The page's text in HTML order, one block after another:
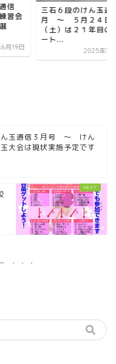
信
習会
月19日
三石６段のけん玉通
月 ～ ５月２４日
（土）は２１年目の
ート...
2025年5
ん玉通信３月号 ～ けん
大会は現状実施予定です